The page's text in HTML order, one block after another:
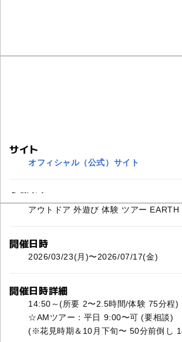
サイト
オフィシャル（公式）サイト
主催者名
アウトドア 外遊び 体験 ツアー EARTH
開催日時
2026/03/23(月)〜2026/07/17(金)
開催日時詳細
14:50～(所要 2〜2.5時間/体験 75分程
☆AMツアー：平日 9:00〜可 (要相談)
(※花見時期＆10月下旬〜 50分前倒し